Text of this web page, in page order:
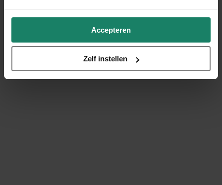
Accepteren
Zelf instellen